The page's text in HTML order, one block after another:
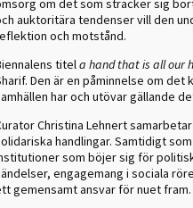
om det som sträcker sig
auktoritära tendenser vill den
och motstånd.
titela hand that is all our
Den är en påminnelse om
har och utövar gällande
Christina Lehnert
handlingar. Samtidigt
som böjer sig för
engagemang i sociala
gemensamt ansvar för nuet fram.